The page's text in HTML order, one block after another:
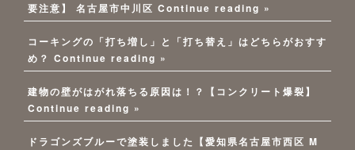
要注意】 名古屋市中川区 Continue reading »
コーキングの「打ち増し」と「打ち替え」はどちらがおすす
め？ Continue reading »
建物の壁がはがれ落ちる原因は！？【コンクリート爆裂】
Continue reading »
ドラゴンズブルーで塗装しました【愛知県名古屋市西区 M